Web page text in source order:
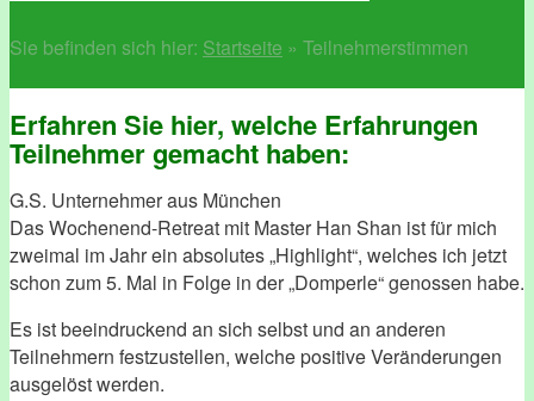
Sie befinden sich hier: Startseite » Teilnehmerstimmen
Erfahren Sie hier, welche Erfahrungen
Teilnehmer gemacht haben:
G.S. Unternehmer aus München
Das Wochenend-Retreat mit Master Han Shan ist für mich
zweimal im Jahr ein absolutes „Highlight“, welches ich jetzt
schon zum 5. Mal in Folge in der „Domperle“ genossen habe.
Es ist beeindruckend an sich selbst und an anderen
Teilnehmern festzustellen, welche positive Veränderungen
ausgelöst werden.